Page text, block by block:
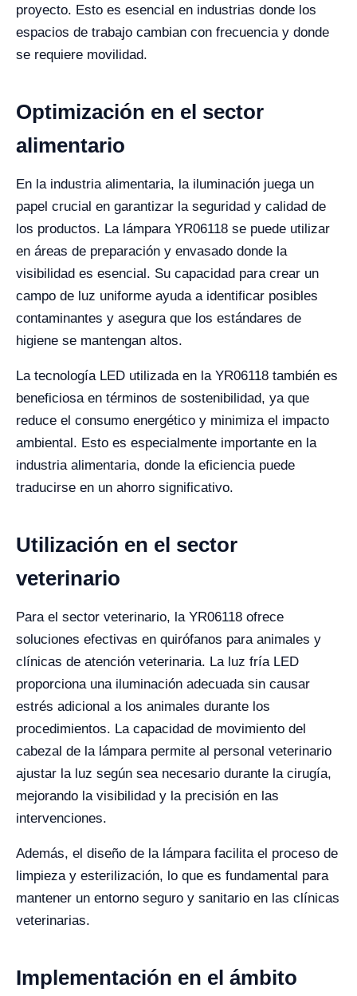
proyecto. Esto es esencial en industrias donde los
espacios de trabajo cambian con frecuencia y donde
se requiere movilidad.
Optimización en el sector
alimentario
En la industria alimentaria, la iluminación juega un
papel crucial en garantizar la seguridad y calidad de
los productos. La lámpara YR06118 se puede utilizar
en áreas de preparación y envasado donde la
visibilidad es esencial. Su capacidad para crear un
campo de luz uniforme ayuda a identificar posibles
contaminantes y asegura que los estándares de
higiene se mantengan altos.
La tecnología LED utilizada en la YR06118 también es
beneficiosa en términos de sostenibilidad, ya que
reduce el consumo energético y minimiza el impacto
ambiental. Esto es especialmente importante en la
industria alimentaria, donde la eficiencia puede
traducirse en un ahorro significativo.
Utilización en el sector
veterinario
Para el sector veterinario, la YR06118 ofrece
soluciones efectivas en quirófanos para animales y
clínicas de atención veterinaria. La luz fría LED
proporciona una iluminación adecuada sin causar
estrés adicional a los animales durante los
procedimientos. La capacidad de movimiento del
cabezal de la lámpara permite al personal veterinario
ajustar la luz según sea necesario durante la cirugía,
mejorando la visibilidad y la precisión en las
intervenciones.
Además, el diseño de la lámpara facilita el proceso de
limpieza y esterilización, lo que es fundamental para
mantener un entorno seguro y sanitario en las clínicas
veterinarias.
Implementación en el ámbito